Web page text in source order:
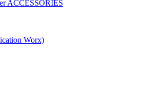
ACCESSORIES
Worx)